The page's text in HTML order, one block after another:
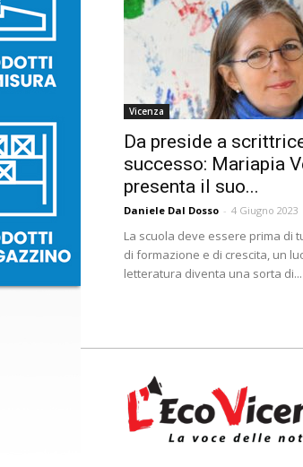
Vicenza
Da preside a
successo: Mariapia
presenta il suo...
Daniele Dal Dosso - 4 Giugno 2023
La scuola deve essere prima di
di formazione e di crescita, un
letteratura diventa una sorta di...